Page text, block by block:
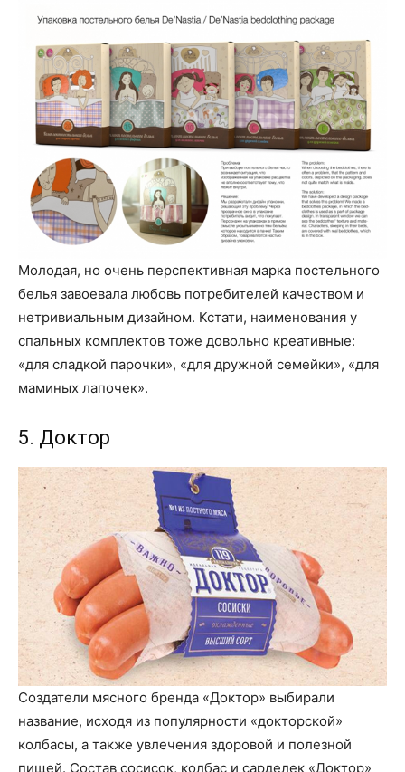
Молодая, но очень перспективная марка постельного
белья завоевала любовь потребителей качеством и
нетривиальным дизайном. Кстати, наименования у
спальных комплектов тоже довольно креативные:
«для сладкой парочки», «для дружной семейки», «для
маминых лапочек».
5. Доктор
Создатели мясного бренда «Доктор» выбирали
название, исходя из популярности «докторской»
колбасы, а также увлечения здоровой и полезной
пищей. Состав сосисок, колбас и сарделек «Доктор»